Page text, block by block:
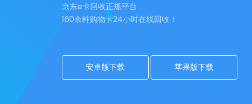
京东e卡回收正规平台
160余种购物卡24小时在线回收！
安卓版下载 苹果版下载